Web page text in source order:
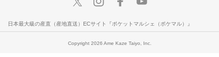
日本最大級の産直（産地直送）ECサイト『ポケットマルシェ（ポケマル）』
Copyright 2026 Ame Kaze Taiyo, Inc.